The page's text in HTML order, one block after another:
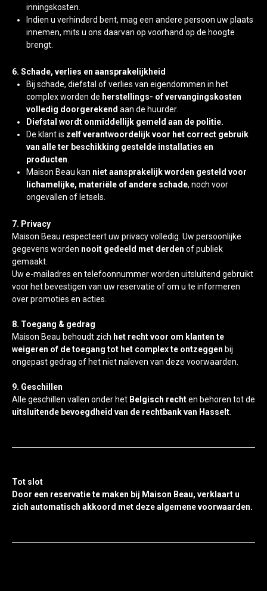
inningskosten.
Indien u verhinderd bent, mag een andere persoon uw plaats
innemen, mits u ons daarvan op voorhand op de hoogte
brengt.
6. Schade, verlies en aansprakelijkheid
Bij schade, diefstal of verlies van eigendommen in het
complex worden de herstellings- of vervangingskosten
volledig doorgerekend aan de huurder.
Diefstal wordt onmiddellijk gemeld aan de politie.
De klant is zelf verantwoordelijk voor het correct gebruik
van alle ter beschikking gestelde installaties en
producten
Maison Beau kan niet aansprakelijk worden gesteld voor
lichamelijke, materiële of andere schade, noch voor
ongevallen of letsels.
7. Privacy
Maison Beau respecteert uw privacy volledig. Uw persoonlijke
gegevens worden nooit gedeeld met derden of publiek
gemaakt.
Uw e-mailadres en telefoonnummer worden uitsluitend gebruikt
voor het bevestigen van uw reservatie of om u te informeren
over promoties en acties.
8. Toegang & gedrag
Maison Beau behoudt zich het recht voor om klanten te
weigeren of de toegang tot het complex te ontzeggen bij
ongepast gedrag of het niet naleven van deze voorwaarden.
9. Geschillen
Alle geschillen vallen onder het Belgisch rechten behoren tot de
uitsluitende bevoegdheid van de rechtbank van Hasselt
Tot slot
Door een reservatie te maken bij Maison Beau, verklaart u
zich automatisch akkoord met deze algemene voorwaarden.